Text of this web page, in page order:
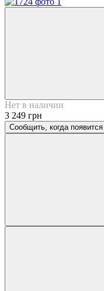
Нет в наличии
3 249 грн
Сообщить, когда появится